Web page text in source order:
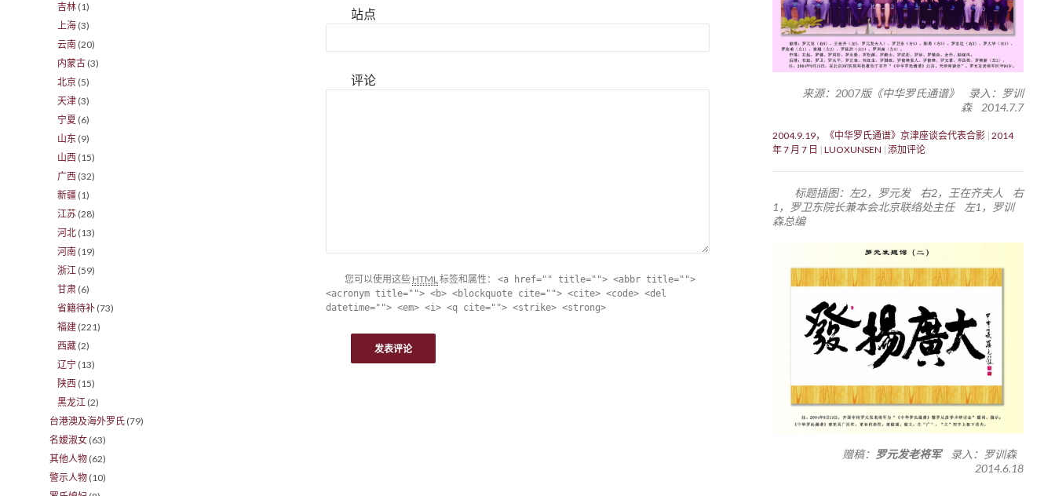
站点
评论
您可以使用这些 HTML标签和属性： <a href="" title=""> <abbr title="">
<acronym title=""> <b> <blockquote cite=""> <cite> <code> <del
datetime=""> <em> <i> <q cite=""> <strike> <strong>
来源：2007版《中华罗氏通谱》 录入：罗训
森 2014.7.7
2004.9.19，《中华罗氏通谱》京津座谈会代表合影 2014
年 7 月 7 日
LUOXUNSEN 添加评论
标题插图：左2，罗元发 右2，王在齐夫人 右
1，罗卫东院长兼本会北京联络处主任 左1，罗训
森总编
赠稿： 罗元发老将军录入：罗训森
2014.6.18
吉林 (1)
上海 (3)
云南 (20)
内蒙古 (3)
北京 (5)
天津 (3)
宁夏 (6)
山东 (9)
山西 (15)
广西 (32)
新疆 (1)
江苏 (28)
河北 (13)
河南 (19)
浙江 (59)
甘肃 (6)
省籍待补 (73)
福建 (221)
西藏 (2)
辽宁 (13)
陕西 (15)
黑龙江 (2)
台港澳及海外罗氏 (79)
名嫒淑女 (63)
其他人物 (62)
警示人物 (10)